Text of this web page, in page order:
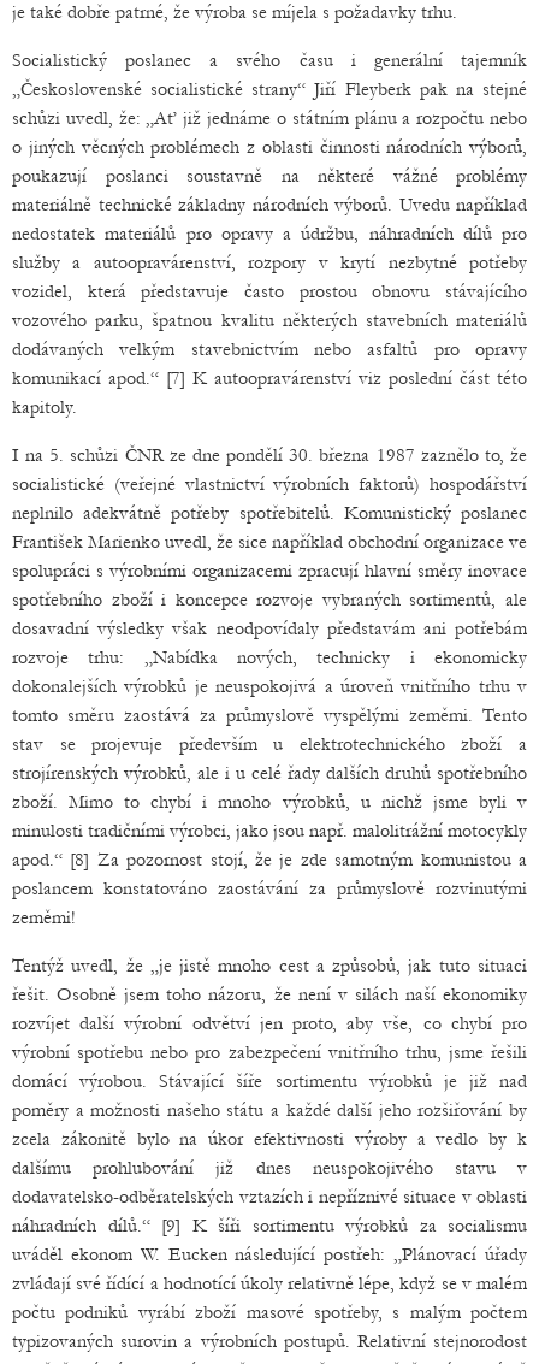
je také dobře patrné, že výroba se míjela s požadavky trhu.
Socialistický poslanec a svého času i generální tajemník
„Československé socialistické strany“ Jiří Fleyberk pak na stejné
schůzi uvedl, že: „Ať již jednáme o státním plánu a rozpočtu nebo
o jiných věcných problémech z oblasti činnosti národních výborů,
poukazují poslanci soustavně na některé vážné problémy
materiálně technické základny národních výborů. Uvedu například
nedostatek materiálů pro opravy a údržbu, náhradních dílů pro
služby a autoopravárenství, rozpory v krytí nezbytné potřeby
vozidel, která představuje často prostou obnovu stávajícího
vozového parku, špatnou kvalitu některých stavebních materiálů
dodávaných velkým stavebnictvím nebo asfaltů pro opravy
komunikací apod.“ [7] K autoopravárenství viz poslední část této
kapitoly.
I na 5. schůzi ČNR ze dne pondělí 30. března 1987 zaznělo to, že
socialistické (veřejné vlastnictví výrobních faktorů) hospodářství
neplnilo adekvátně potřeby spotřebitelů. Komunistický poslanec
František Marienko uvedl, že sice například obchodní organizace ve
spolupráci s výrobními organizacemi zpracují hlavní směry inovace
spotřebního zboží i koncepce rozvoje vybraných sortimentů, ale
dosavadní výsledky však neodpovídaly představám ani potřebám
rozvoje trhu: „Nabídka nových, technicky i ekonomicky
dokonalejších výrobků je neuspokojivá a úroveň vnitřního trhu v
tomto směru zaostává za průmyslově vyspělými zeměmi. Tento
stav se projevuje především u elektrotechnického zboží a
strojírenských výrobků, ale i u celé řady dalších druhů spotřebního
zboží. Mimo to chybí i mnoho výrobků, u nichž jsme byli v
minulosti tradičními výrobci, jako jsou např. malolitrážní motocykly
apod.“ [8] Za pozornost stojí, že je zde samotným komunistou a
poslancem konstatováno zaostávání za průmyslově rozvinutými
zeměmi!
Tentýž uvedl, že „je jistě mnoho cest a způsobů, jak tuto situaci
řešit. Osobně jsem toho názoru, že není v silách naší ekonomiky
rozvíjet další výrobní odvětví jen proto, aby vše, co chybí pro
výrobní spotřebu nebo pro zabezpečení vnitřního trhu, jsme řešili
domácí výrobou. Stávající šíře sortimentu výrobků je již nad
poměry a možnosti našeho státu a každé další jeho rozšiřování by
zcela zákonitě bylo na úkor efektivnosti výroby a vedlo by k
dalšímu prohlubování již dnes neuspokojivého stavu v
dodavatelsko-odběratelských vztazích i nepříznivé situace v oblasti
náhradních dílů.“ [9] K šíři sortimentu výrobků za socialismu
uváděl ekonom W. Eucken následující postřeh: „Plánovací úřady
zvládají své řídící a hodnotící úkoly relativně lépe, když se v malém
počtu podniků vyrábí zboží masové spotřeby, s malým počtem
typizovaných surovin a výrobních postupů. Relativní stejnorodost